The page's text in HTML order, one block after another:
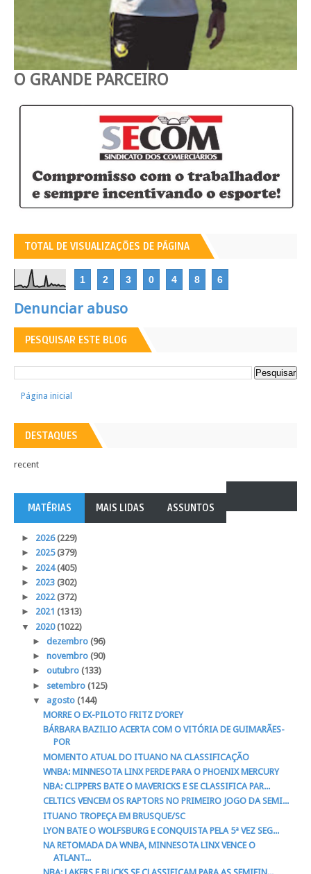
O GRANDE PARCEIRO
TOTAL DE VISUALIZAÇÕES DE PÁGINA
1 2 3 0 4 8 6
Denunciar abuso
PESQUISAR ESTE BLOG
Página inicial
DESTAQUES
recent
MATÉRIAS MAIS LIDAS ASSUNTOS
► 2026(229)
► 2025(379)
► 2024(405)
► 2023 (302)
► 2022(372)
► 2021 (1313)
▼ 2020(1022)
► dezembro (96)
► novembro (90)
► outubro (133)
► setembro (125)
▼ agosto (144)
MORRE O EX-PILOTO FRITZ D’OREY
BÁRBARA BAZILIO ACERTA COM O VITÓRIA DE GUIMARÃES-
POR
MOMENTO ATUAL DO ITUANO NA CLASSIFICAÇÃO
WNBA: MINNESOTA LINX PERDE PARA O PHOENIX MERCURY
NBA: CLIPPERS BATE O MAVERICKS E SE CLASSIFICA PAR...
CELTICS VENCEM OS RAPTORS NO PRIMEIRO JOGO DA SEMI...
ITUANO TROPEÇA EM BRUSQUE/SC
LYON BATE O WOLFSBURG E CONQUISTA PELA 5ª VEZ SEG...
NA RETOMADA DA WNBA, MINNESOTA LINX VENCE O
ATLANT...